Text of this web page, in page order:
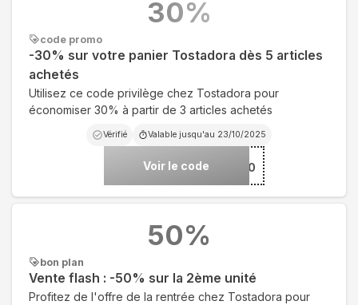
code promo
-30% sur votre panier Tostadora dès 5 articles
achetés
Utilisez ce code privilège chez Tostadora pour
économiser 30% à partir de 3 articles achetés
Vérifié Valable jusqu'au 23/10/2025
Voir le code
***SONNALISE30
30%
bon plan
Vente flash : -50% sur la 2ème unité
Profitez de l'offre de la rentrée chez Tostadora pour
50%